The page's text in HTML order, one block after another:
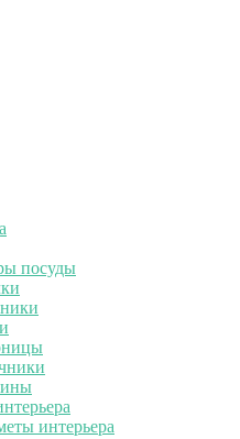
посуды
интерьера